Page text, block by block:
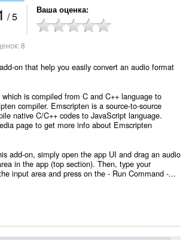
/ 5 Ваша оценка
8
on that help you easily convert an audio format
is compiled from C and C++ language to
compiler. Emscripten is a source-to-source
native C/C++ codes to JavaScript language.
page to get more info about Emscripten
add-on, simply open the app UI and drag an audio
in the app (top section). Then, type your
input area and press on the - Run Command -...